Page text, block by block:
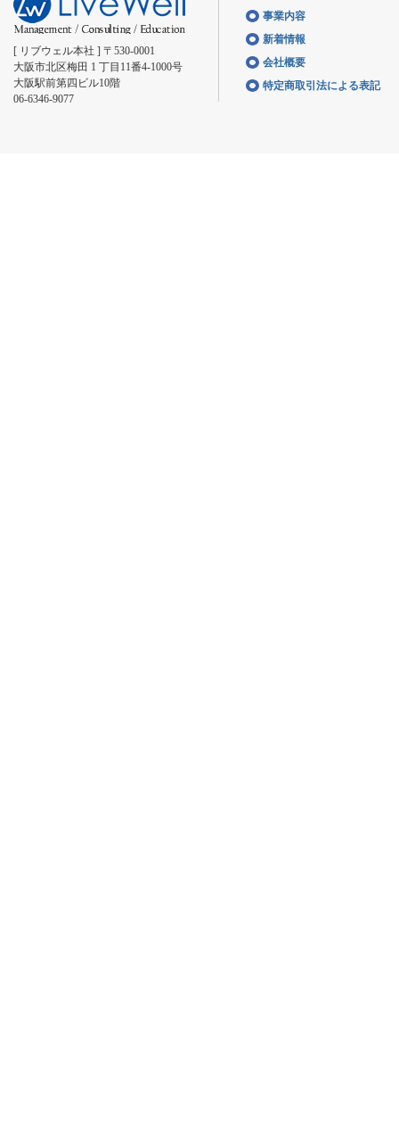
[ リブウェル本社 ] 〒530-0001
大阪市北区梅田 1 丁目11番4-1000号
大阪駅前第四ビル10階
06-6346-9077
事業内容
新着情報
会社概要
特定商取引法による表記